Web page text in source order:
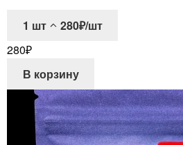
1 шт
280₽/шт
280₽
В корзину